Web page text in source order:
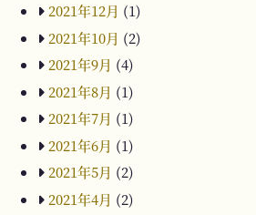
2021年12月 (1)
2021年10月 (2)
2021年9月 (4)
2021年8月 (1)
2021年7月 (1)
2021年6月 (1)
2021年5月 (2)
2021年4月 (2)